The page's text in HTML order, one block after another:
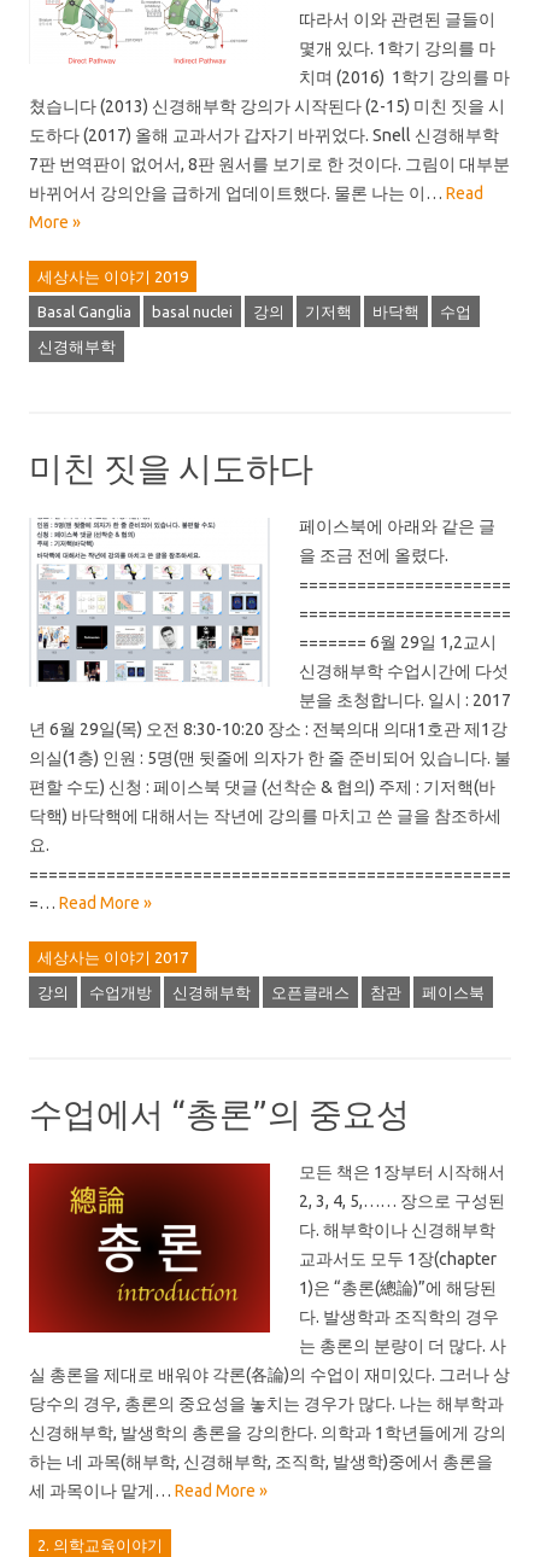
따라서 이와 관련된 글들이
몇개 있다. 1학기 강의를 마
치며 (2016) 1학기 강의를 마
쳤습니다 (2013) 신경해부학 강의가 시작된다 (2-15) 미친 짓을 시
도하다 (2017) 올해 교과서가 갑자기 바뀌었다. Snell 신경해부학
7판 번역판이 없어서, 8판 원서를 보기로 한 것이다. 그림이 대부분
바뀌어서 강의안을 급하게 업데이트했다. 물론 나는 이… Read
More »
세상사는 이야기 2019
Basal Ganglia basal nuclei 강의 기저핵 바닥핵 수업
신경해부학
미친 짓을 시도하다
페이스북에 아래와 같은 글
을 조금 전에 올렸다.
======================
======================
======= 6월 29일 1,2교시
신경해부학 수업시간에 다섯
분을 초청합니다. 일시 : 2017
년 6월 29일(목) 오전 8:30-10:20 장소 : 전북의대 의대1호관 제1강
의실(1층) 인원 : 5명(맨 뒷줄에 의자가 한 줄 준비되어 있습니다. 불
편할 수도) 신청 : 페이스북 댓글 (선착순 & 협의) 주제 : 기저핵(바
닥핵) 바닥핵에 대해서는 작년에 강의를 마치고 쓴 글을 참조하세
요.
==================================================
=… Read More »
세상사는 이야기 2017
강의 수업개방 신경해부학 오픈클래스 참관 페이스북
수업에서 “총론”의 중요성
모든 책은 1장부터 시작해서
2, 3, 4, 5,…… 장으로 구성된
다. 해부학이나 신경해부학
교과서도 모두 1장(chapter
1)은 “총론(總論)”에 해당된
다. 발생학과 조직학의 경우
는 총론의 분량이 더 많다. 사
실 총론을 제대로 배워야 각론(各論)의 수업이 재미있다. 그러나 상
당수의 경우, 총론의 중요성을 놓치는 경우가 많다. 나는 해부학과
신경해부학, 발생학의 총론을 강의한다. 의학과 1학년들에게 강의
하는 네 과목(해부학, 신경해부학, 조직학, 발생학)중에서 총론을
세 과목이나 맡게… Read More »
2. 의학교육이야기